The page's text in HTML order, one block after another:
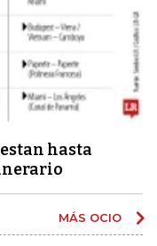
hasta
MÁS OCIO